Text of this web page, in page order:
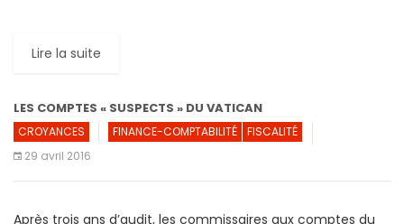
Lire la suite
LES COMPTES « SUSPECTS » DU VATICAN
CROYANCES FINANCE-COMPTABILITÉ
FISCALITÉ
29 avril 2016
Après trois ans d’audit, les commissaires aux comptes du